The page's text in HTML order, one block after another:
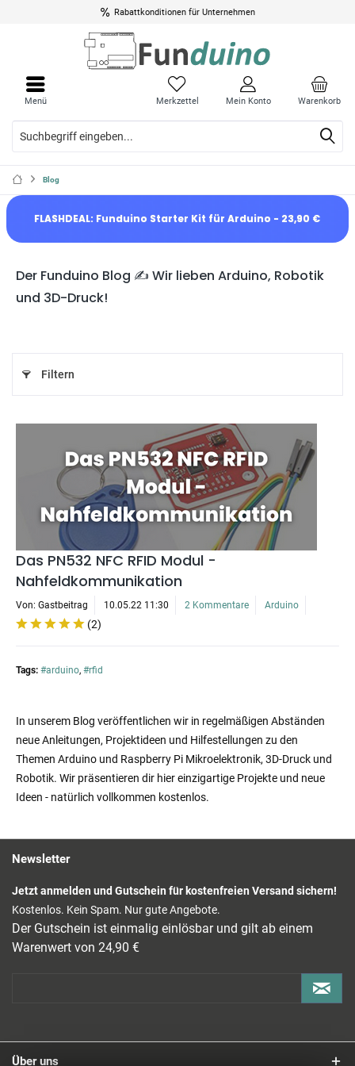
Rabattkonditionen für Unternehmen
Warenkorb
Merkzettel Mein Konto
Menü
Blog
FLASHDEAL: Funduino Starter Kit für Arduino - 23,90 €
Der Funduino Blog ✍️ Wir lieben Arduino, Robotik
und 3D-Druck!
Filtern
Das PN532 NFC RFID Modul -
Nahfeldkommunikation
Von: Gastbeitrag 10.05.22 11:30 2 Kommentare Arduino
(2)
Tags: #arduino, #rfid
In unserem Blog veröffentlichen wir in regelmäßigen Abständen
neue Anleitungen, Projektideen und Hilfestellungen zu den
Themen Arduino und Raspberry Pi Mikroelektronik, 3D-Druck und
Robotik. Wir präsentieren dir hier einzigartige Projekte und neue
Ideen - natürlich vollkommen kostenlos.
Newsletter
Jetzt anmelden und Gutschein für kostenfreien Versand sichern!
Kostenlos. Kein Spam. Nur gute Angebote.
Der Gutschein ist einmalig einlösbar und gilt ab einem
Warenwert von 24,90 €
Über uns